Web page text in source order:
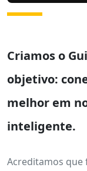
Criamos o
objetivo:
melhor em
inteligente.
Acreditamos que